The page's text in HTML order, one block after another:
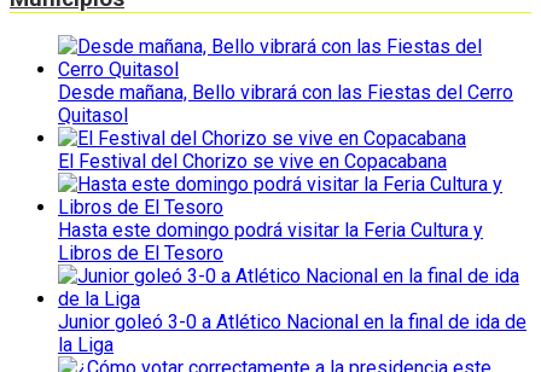
Desde mañana, Bello vibrará con las Fiestas del Cerro
Quitasol
El Festival del Chorizo se vive en Copacabana
Hasta este domingo podrá visitar la Feria Cultura y
Libros de El Tesoro
Junior goleó 3-0 a Atlético Nacional en la final de ida de
la Liga